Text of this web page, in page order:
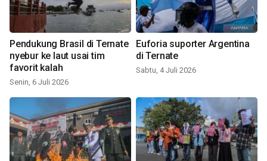
Pendukung Brasil di Ternate
nyebur ke laut usai tim
favorit kalah
Senin, 6 Juli 2026
Euforia suporter Argentina
di Ternate
Sabtu, 4 Juli 2026